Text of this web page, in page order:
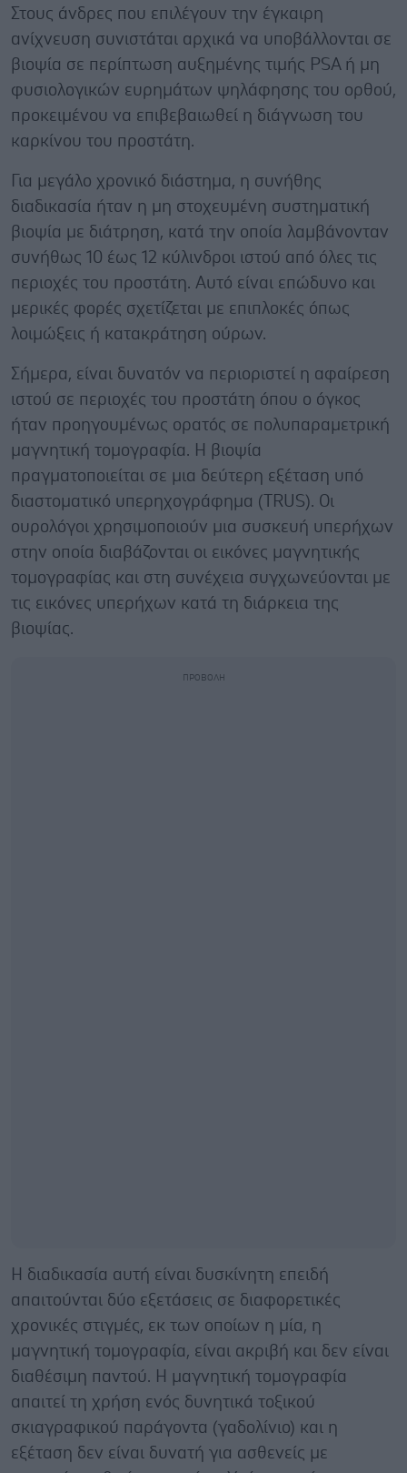
Στους άνδρες που επιλέγουν την έγκαιρη
ανίχνευση συνιστάται αρχικά να υποβάλλονται σε
βιοψία σε περίπτωση αυξημένης τιμής PSA ή μη
φυσιολογικών ευρημάτων ψηλάφησης του ορθού,
προκειμένου να επιβεβαιωθεί η διάγνωση του
καρκίνου του προστάτη.
Για μεγάλο χρονικό διάστημα, η συνήθης
διαδικασία ήταν η μη στοχευμένη συστηματική
βιοψία με διάτρηση, κατά την οποία λαμβάνονταν
συνήθως 10 έως 12 κύλινδροι ιστού από όλες τις
περιοχές του προστάτη. Αυτό είναι επώδυνο και
μερικές φορές σχετίζεται με επιπλοκές όπως
λοιμώξεις ή κατακράτηση ούρων.
Σήμερα, είναι δυνατόν να περιοριστεί η αφαίρεση
ιστού σε περιοχές του προστάτη όπου ο όγκος
ήταν προηγουμένως ορατός σε πολυπαραμετρική
μαγνητική τομογραφία. Η βιοψία
πραγματοποιείται σε μια δεύτερη εξέταση υπό
διαστοματικό υπερηχογράφημα (TRUS). Οι
ουρολόγοι χρησιμοποιούν μια συσκευή υπερήχων
στην οποία διαβάζονται οι εικόνες μαγνητικής
τομογραφίας και στη συνέχεια συγχωνεύονται με
τις εικόνες υπερήχων κατά τη διάρκεια της
βιοψίας.
Η διαδικασία αυτή είναι δυσκίνητη επειδή
απαιτούνται δύο εξετάσεις σε διαφορετικές
χρονικές στιγμές, εκ των οποίων η μία, η
μαγνητική τομογραφία, είναι ακριβή και δεν είναι
διαθέσιμη παντού. Η μαγνητική τομογραφία
απαιτεί τη χρήση ενός δυνητικά τοξικού
σκιαγραφικού παράγοντα (γαδολίνιο) και η
εξέταση δεν είναι δυνατή για ασθενείς με